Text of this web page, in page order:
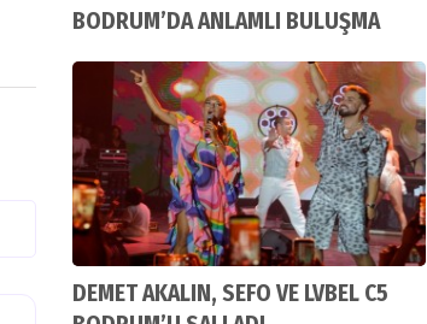
BODRUM’DA ANLAMLI BULUŞMA
DEMET AKALIN, SEFO VE LVBEL C5